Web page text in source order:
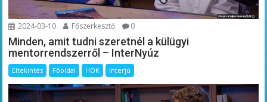
2024-03-10 Főszerkesztő 0
Minden, amit tudni szeretnél a külügyi
mentorrendszerről – InterNyúz
Eltekintés Főoldal HÖK Interjú